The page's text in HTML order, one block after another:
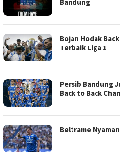
Bandung
Bojan Hodak
Terbaik Liga 1
Persib Bandung
Back to Back
Beltrame